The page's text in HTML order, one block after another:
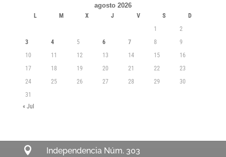
agosto 2026
L M X J V S
D
1
2
3
4 5 6 7 8
9
10
11 12 13 14 15
16
17
18 19 20 21 22
23
24
25 26 27 28 29
30
31
« Jul

Independencia Núm. 303